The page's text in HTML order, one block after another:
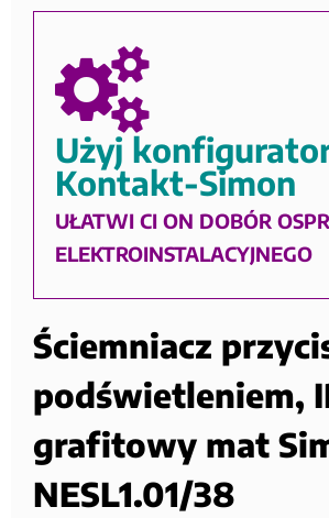
Użyj
Kontakt-Simon
UŁATWI CI ON DOBÓR
ELEKTROINSTALACYJNEGO
Ściemniacz
podświetleniem,
grafitowy mat
NESL1.01/38